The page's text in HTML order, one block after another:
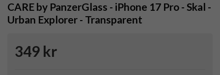
CARE by PanzerGlass - iPhone 17 Pro - Skal -
Urban Explorer - Transparent
349 kr